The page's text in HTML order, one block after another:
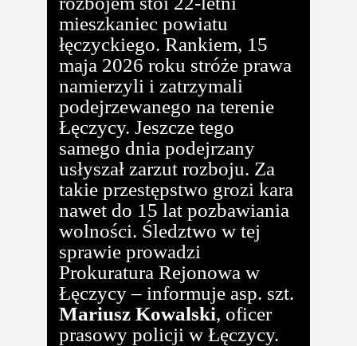
mieszkaniec powiatu
łęczyckiego. Rankiem, 15
maja 2026 roku stróże prawa
namierzyli i zatrzymali
podejrzewanego na terenie
Łęczycy. Jeszcze tego
samego dnia podejrzany
usłyszał zarzut rozboju. Za
takie przestępstwo grozi kara
nawet do 15 lat pozbawiania
wolności. Śledztwo w tej
sprawie prowadzi
Prokuratura Rejonowa w
Łęczycy – informuje asp. szt.
Mariusz Kowalski, oficer
prasowy policji w Łęczycy.